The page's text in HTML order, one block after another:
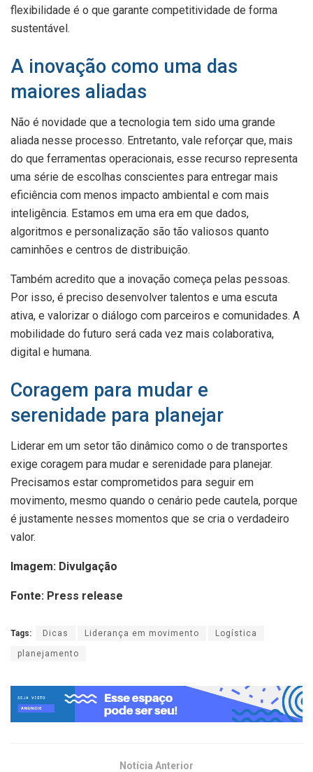
flexibilidade é o que garante competitividade de forma
sustentável.
A inovação como uma das
maiores aliadas
Não é novidade que a tecnologia tem sido uma grande
aliada nesse processo. Entretanto, vale reforçar que, mais
do que ferramentas operacionais, esse recurso representa
uma série de escolhas conscientes para entregar mais
eficiência com menos impacto ambiental e com mais
inteligência. Estamos em uma era em que dados,
algoritmos e personalização são tão valiosos quanto
caminhões e centros de distribuição.
Também acredito que a inovação começa pelas pessoas.
Por isso, é preciso desenvolver talentos e uma escuta
ativa, e valorizar o diálogo com parceiros e comunidades. A
mobilidade do futuro será cada vez mais colaborativa,
digital e humana.
Coragem para mudar e
serenidade para planejar
Liderar em um setor tão dinâmico como o de transportes
exige coragem para mudar e serenidade para planejar.
Precisamos estar comprometidos para seguir em
movimento, mesmo quando o cenário pede cautela, porque
é justamente nesses momentos que se cria o verdadeiro
valor.
Imagem: Divulgação
Fonte: Press release
Tags: Dicas Liderança em movimento Logística
planejamento
Notícia Anterior